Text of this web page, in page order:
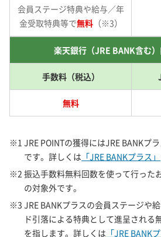
会員ステージ特典や給与／年
金受取特典等で無料（※3）
楽天銀行（JRE BANK含む
手数料（税込）
無料
※1 JRE POINTの獲得にはJRE BANKプ
です。詳しくは 「JRE BANKプラス」
※2 振込手数料無料回数を使って行った
の対象外です。
※3 JRE BANKプラスの会員ステージや
ド引落による特典として進呈される
を指します。詳しくは 「JRE BANK